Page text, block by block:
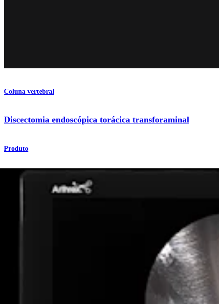
Coluna vertebral
Discectomia endoscópica torácica transforaminal
Produto